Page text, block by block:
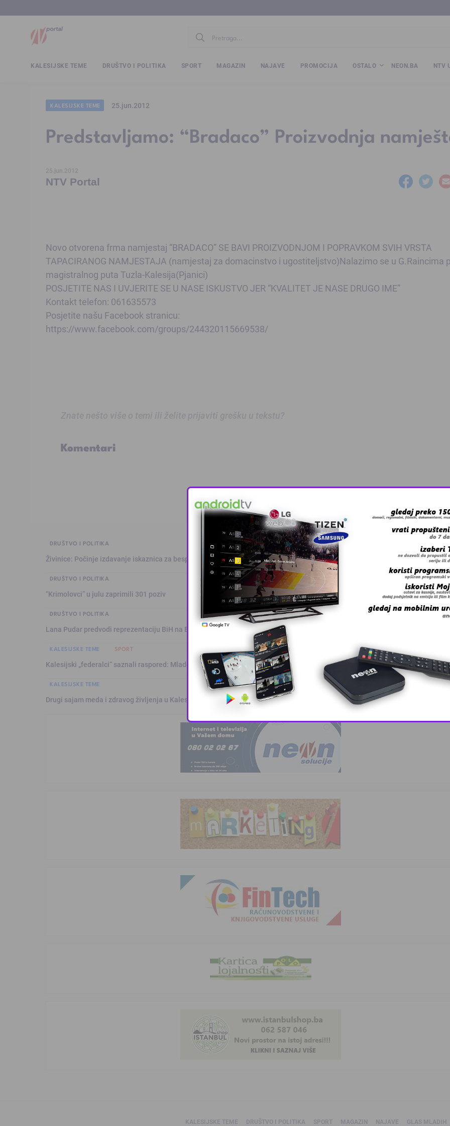
KALESIJSKE TEME DRUŠTVO I POLITIKA SPORT MAGAZIN NAJAVE PROMOCIJA OSTALO NEON.BA NTV
KALESIJSKE TEME 25.jun.2012
Predstavljamo: “Bradaco” Proizvodnja
25.jun.2012
NTV Portal
Novo otvorena frma namjestaj “BRADACO” SE BAVI PROIZVODNJOM I POPRAVKOM SVIH VRSTA
TAPACIRANOG NAMJESTAJA (namjestaj za domacinstvo i ugostiteljstvo)Nalazimo se u G.Raincima
magistralnog puta Tuzla-Kalesija(Pjanici)
POSJETITE NAS I UVJERITE SE U NASE ISKUSTVO JER “KVALITET JE NASE DRUGO IME”
Kontakt telefon: 061635573
Posjetite našu Facebook stranicu:
https://www.facebook.com/groups/244320115669538/
Komentari
DRUŠTVO I POLITIKA
Živinice: Počinje izdavanje iskaznica za besplatan prevoz
DRUŠTVO I POLITIKA
“Krimolovci” u julu zaprimili 301 poziv
DRUŠTVO I POLITIKA
Lana Pudar predvodi reprezentaciju BiH na Evropskom prvenstvu u Parizu
KALESIJSKE TEME SPORT
Kalesijski „federalci“ saznali raspored: Mladost sezonu otvara u S …
KALESIJSKE TEME
Drugi sajam meda i zdravog življenja u Kalesiji okupio pčelare i lju …
KALESIJSKE TEME DRUŠTVO I POLITIKA SPORT MAGAZIN NAJAVE GLAS MLADIH
This popup will close in: